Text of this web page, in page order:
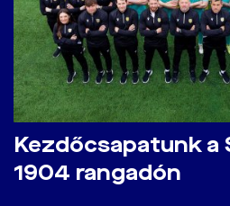
Kezdőcsapatunk a
1904 rangadón